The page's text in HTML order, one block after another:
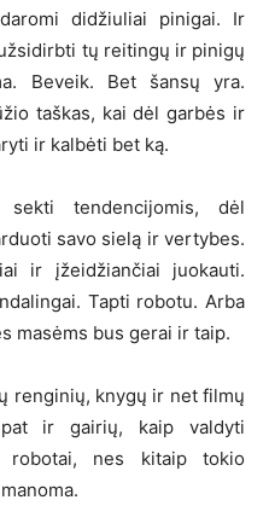
didžiuliai pinigai. Ir
tų reitingų ir pinigų
Beveik. Bet šansų yra.
taškas, kai dėl garbės ir
ir kalbėti bet ką.
tendencijomis, dėl
savo sielą ir vertybes.
ir įžeidžiančiai juokauti.
Tapti robotu. Arba
masėms bus gerai ir taip.
renginių, knygų ir net filmų
ir gairių, kaip valdyti
robotai, nes kitaip tokio